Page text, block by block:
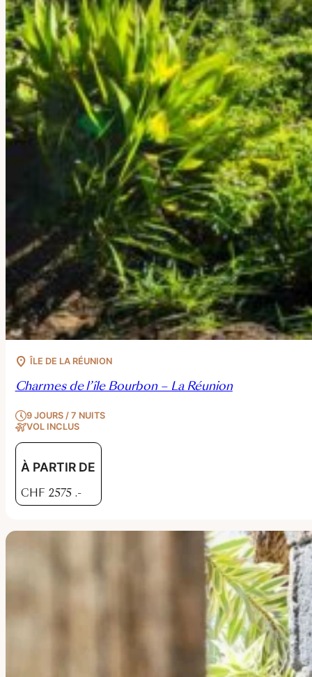
ÎLE DE LA RÉUNION
Charmes de l’île Bourbon – La Réunion
9 JOURS / 7 NUITS
VOL INCLUS
À PARTIR DE
CHF 2575 .-